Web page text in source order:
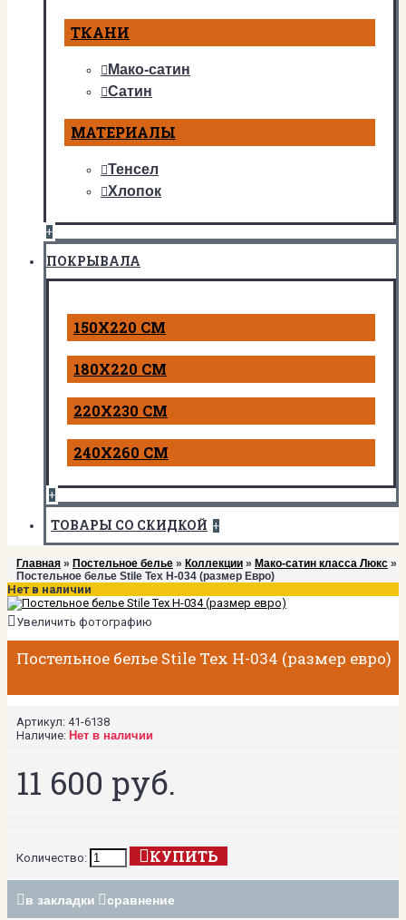
ТКАНИ
Мако-сатин
Сатин
МАТЕРИАЛЫ
Тенсел
Хлопок
+
ПОКРЫВАЛА
150Х220 СМ
180Х220 СМ
220Х230 СМ
240Х260 СМ
+
ТОВАРЫ СО СКИДКОЙ +
Главная » Постельное белье » Коллекции » Мако-сатин класса Люкс »
Постельное белье Stile Tex H-034 (размер Евро)
Нет в наличии
Увеличить фотографию
Постельное белье Stile Tex H-034 (размер евро)
Артикул: 41-6138
Наличие: Нет в наличии
11 600 руб.
Количество: КУПИТЬ
в закладки сравнение